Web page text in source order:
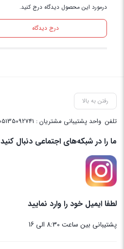
درمورد این محصول دیدگاه درج کنید.
درج دیدگاه
رفتن به بالا
تلفن واحد پشتیبانی مشتریان : 05135092741 - واحد پشتیبانی : 09157153791 - پشتیبانی واحد فنی سایت : 09058048656
ما را در شبکه‌های اجتماعی دنبال کنید
لطفا ایمیل خود را وارد نمایید
پشتیبانی بین ساعت 8:30 الی 16